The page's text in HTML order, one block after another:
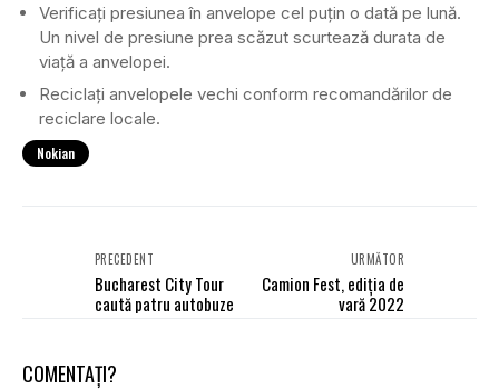
Verificați presiunea în anvelope cel puțin o dată pe lună.
Un nivel de presiune prea scăzut scurtează durata de
viață a anvelopei.
Reciclați anvelopele vechi conform recomandărilor de
reciclare locale.
Nokian
PRECEDENT
Bucharest City Tour
caută patru autobuze
URMĂTOR
Camion Fest, ediția de
vară 2022
COMENTAȚI?